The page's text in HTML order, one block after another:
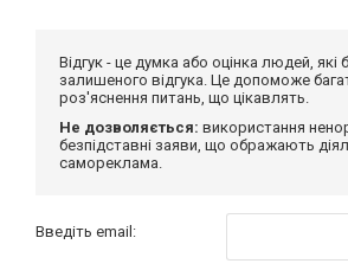
Відгук - це думка або оцінка людей,
залишеного відгука. Це допоможе
роз'яснення питань, що цікавлять.
Не дозволяється: використання
безпідставні заяви, що ображають
самореклама.
Введіть email: